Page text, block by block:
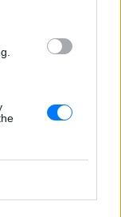
έκλεισε τα 74
μήνυμα που
την οικογένειά